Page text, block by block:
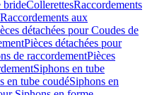
brideCollerettesRaccordements
aux
détachées pour Coudes de
Pièces détachées pour
de raccordementPièces
Siphons en tube
en tube coudéSiphons en